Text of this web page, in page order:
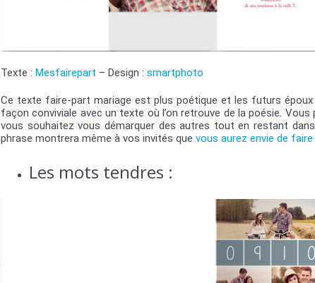
Texte : Mesfairepart – Design : smartphoto
Ce texte faire-part mariage est plus poétique et les futurs
façon conviviale avec un texte où l’on retrouve de la poésie.
vous souhaitez vous démarquer des autres tout en restant
phrase montrera même à vos invités que vous aurez envie de
Les mots tendres :